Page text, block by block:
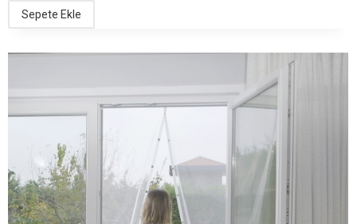
Sepete Ekle